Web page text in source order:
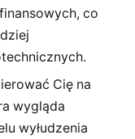
co
Cię na
wygląda
wyłudzenia